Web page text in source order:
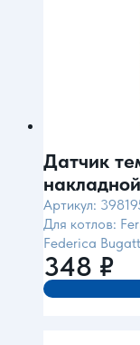
Датчик
Federica
Артикул:
Для котлов:
Federica
348 ₽